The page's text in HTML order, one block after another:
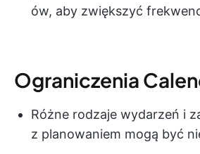
ów, aby zwiększyć
Ograniczenia
Różne rodzaje wydarzeń i
z planowaniem mogą być